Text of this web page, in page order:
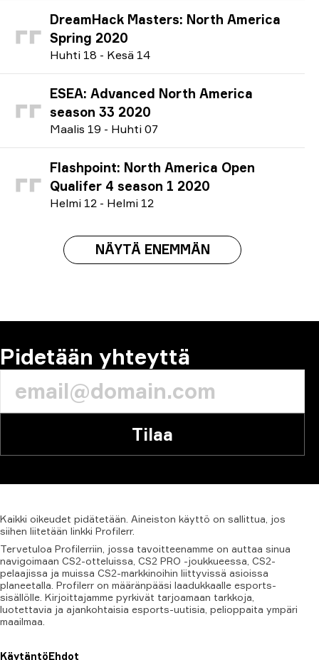
DreamHack Masters: North America
Spring 2020
Huhti 18 - Kesä 14
ESEA: Advanced North America
season 33 2020
Maalis 19 - Huhti 07
Flashpoint: North America Open
Qualifer 4 season 1 2020
Helmi 12 - Helmi 12
NÄYTÄ ENEMMÄN
Pidetään yhteyttä
Tilaa
Kaikki oikeudet pidätetään. Aineiston käyttö on sallittua, jos
siihen liitetään linkki Profilerr.
Tervetuloa Profilerriin, jossa tavoitteenamme on auttaa sinua
navigoimaan CS2-otteluissa, CS2 PRO -joukkueessa, CS2-
pelaajissa ja muissa CS2-markkinoihin liittyvissä asioissa
planeetalla. Profilerr on määränpääsi laadukkaalle esports-
sisällölle. Kirjoittajamme pyrkivät tarjoamaan tarkkoja,
luotettavia ja ajankohtaisia esports-uutisia, pelioppaita ympäri
maailmaa.
KäytäntöEhdot